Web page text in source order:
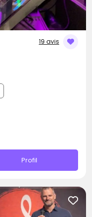
19 avis
Profil